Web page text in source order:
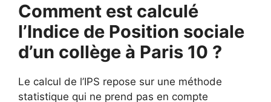
Comment est calculé
l’Indice de Position sociale
d’un collège à Paris 10 ?
Le calcul de l’IPS repose sur une méthode
statistique qui ne prend pas en compte